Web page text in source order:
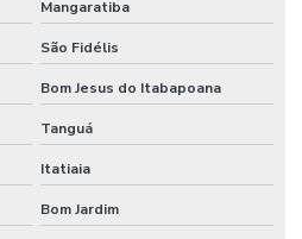
Mangaratiba
São Fidélis
Bom Jesus do Itabapoana
Tanguá
Itatiaia
Bom Jardim